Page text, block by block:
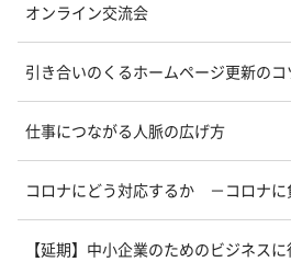
オンライン交流会
引き合いのくるホームページ更新のコ
仕事につながる人脈の広げ方
コロナにどう対応するか －コロナに
【延期】中小企業のためのビジネス